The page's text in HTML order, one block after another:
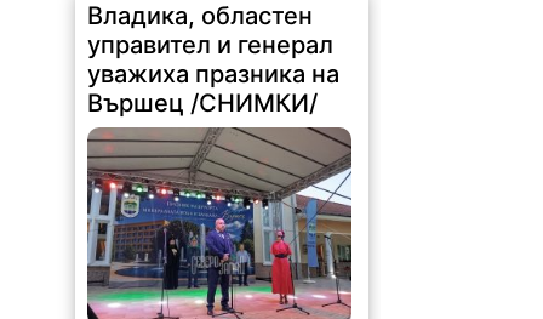
Владика, областен
управител и генерал
уважиха празника на
Вършец /СНИМКИ/